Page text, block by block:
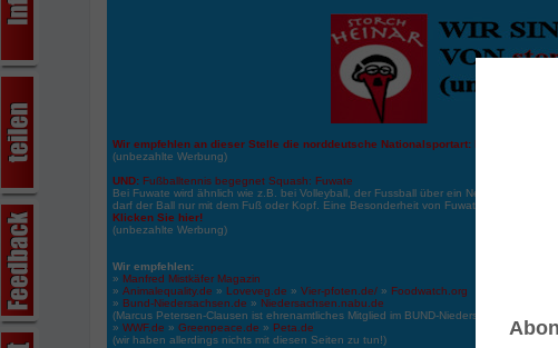
Wir empfehlen an dieser Stelle die norddeutsche Nationalsportart:
(unbezahlte Werbung)
UND: Fußballtennis begegnet Squash: Fuwate
Bei Fuwate wird ähnlich wie z.B. bei Volleyball, der Fussball über ein Netz gespielt.
darf der Ball nur mit dem Fuß oder Kopf. Eine Besonderheit von Fuwate ist, dass der
Klicken Sie hier!
(unbezahlte Werbung)
Wir empfehlen:
» Manfred Mistkäfer Magazin
» Animalequality.de » Loveveg.de » Vier-pfoten.de/ » Foodwatch.org
» Bund-Niedersachsen.de » Niedersachsen.nabu.de
(Marcus Petersen-Clausen ist ehrenamtliches Mitglied im BUND-Niedersachsen und
» WWF.de » Greenpeace.de » Peta.de
(wir haben allerdings nichts mit diesen Seiten zu tun!)